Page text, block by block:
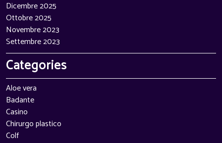
Dicembre 2025
Ottobre 2025
Novembre 2023
Settembre 2023
Categories
Aloe vera
Badante
Casino
Chirurgo plastico
Colf